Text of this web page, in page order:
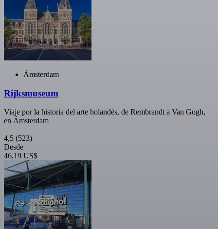
Ámsterdam
Rijksmuseum
Viaje por la historia del arte holandés, de Rembrandt a Van Gogh,
en Ámsterdam
4,5 (523)
Desde
46,19 US$